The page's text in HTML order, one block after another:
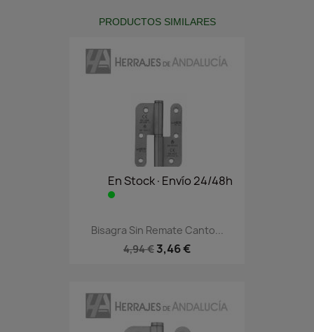
PRODUCTOS SIMILARES
En Stock·Envío 24/48h
Bisagra Sin Remate Canto...
4,94 € 3,46 €